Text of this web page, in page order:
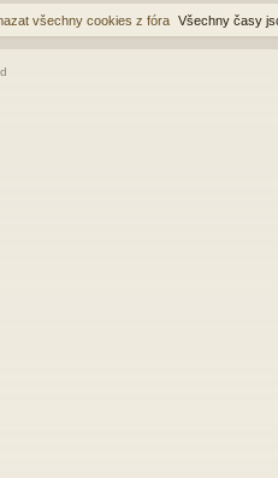
Všechny časy
všechny cookies z fóra